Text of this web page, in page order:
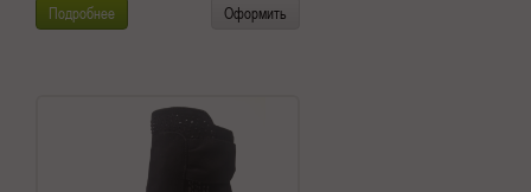
Подробнее Оформить